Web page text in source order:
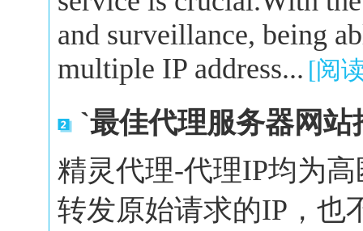
and surveillance, being
multiple IP address... [阅
`最佳代理服务器网
精灵代理-代理IP均为
转发原始请求的IP，也